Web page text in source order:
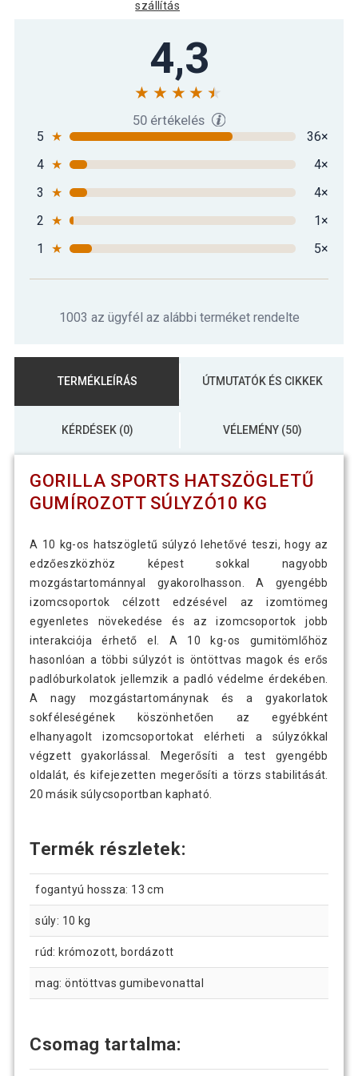
Gorilla Sports Hatszögletű gumírozott
súlyzó 25 kg
Gorilla Sports Hatszögletű gumírozott
súlyzó 30 kg
súlyzó 32,5 kg
súlyzó 4 kg
4 690 Ft
Gorilla Sports Hatszögletű gumírozott
súlyzó 40 kg
55 390 Ft
Gorilla Sports Hatszögletű gumírozott
súlyzó 45 kg
Gorilla Sports Hatszögletű gumírozott
súlyzó 6 kg
12 190 Ft
7 090 Ft
Gorilla Sports Hatszögletű gumírozott
súlyzó12,5 kg
14 690 Ft
szállítás
4,3
50 értékelés
5 ★
36×
4 ★
4×
3
★
4×
2 ★
1×
1
★ 5×
1003 az ügyfél az alábbi terméket rendelte
TERMÉKLEÍRÁS ÚTMUTATÓK ÉS CIKKEK
KÉRDÉSEK (0) VÉLEMÉNY (50)
GORILLA SPORTS HATSZÖGLETŰ
GUMÍROZOTT SÚLYZÓ10 KG
A 10 kg-os hatszögletű súlyzó lehetővé teszi, hogy az
edzőeszközhöz képest sokkal nagyobb
mozgástartománnyal gyakorolhasson. A gyengébb
izomcsoportok célzott edzésével az izomtömeg
egyenletes növekedése és az izomcsoportok jobb
interakciója érhető el. A 10 kg-os gumitömlőhöz
hasonlóan a többi súlyzót is öntöttvas magok és erős
padlóburkolatok jellemzik a padló védelme érdekében.
A nagy mozgástartománynak és a gyakorlatok
sokféleségének köszönhetően az egyébként
elhanyagolt izomcsoportokat elérheti a súlyzókkal
végzett gyakorlással. Megerősíti a test gyengébb
oldalát, és kifejezetten megerősíti a törzs stabilitását.
20 másik súlycsoportban kapható.
Termék részletek:
fogantyú hossza: 13 cm
súly: 10 kg
rúd: krómozott, bordázott
mag: öntöttvas gumibevonattal
Csomag tartalma: